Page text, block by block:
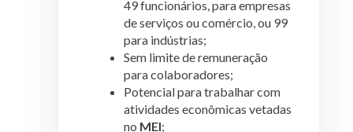
49 funcionários, para empresas
de serviços ou comércio, ou 99
para indústrias;
Sem limite de remuneração
para colaboradores;
Potencial para trabalhar com
atividades econômicas vetadas
no MEI;